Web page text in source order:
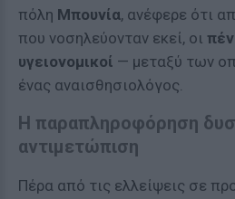
πόλη Μπουνία, ανέφερε ότι
που νοσηλεύονταν εκεί, οι
υγειονομικοί — μεταξύ των
ένας αναισθησιολόγος.
Η παραπληροφόρηση
αντιμετώπιση
Πέρα από τις ελλείψεις σε